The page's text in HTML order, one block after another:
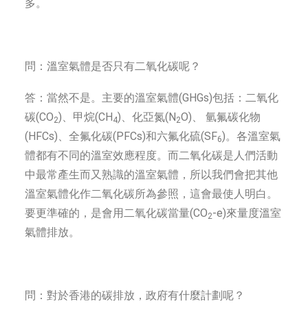
多。
問：溫室氣體是否只有二氧化碳呢？
答：當然不是。主要的溫室氣體(GHGs)包括：二氧化
碳(CO2)、甲烷(CH4)、化亞氮(N2O)、 氫氟碳化物
(HFCs)、全氟化碳(PFCs)和六氟化硫(SF6)。各溫室氣
體都有不同的溫室效應程度。而二氧化碳是人們活動
中最常產生而又熟識的溫室氣體，所以我們會把其他
溫室氣體化作二氧化碳所為參照，這會最使人明白。
要更準確的，是會用二氧化碳當量(CO2-e)來量度溫室
氣體排放。
問：對於香港的碳排放，政府有什麼計劃呢？